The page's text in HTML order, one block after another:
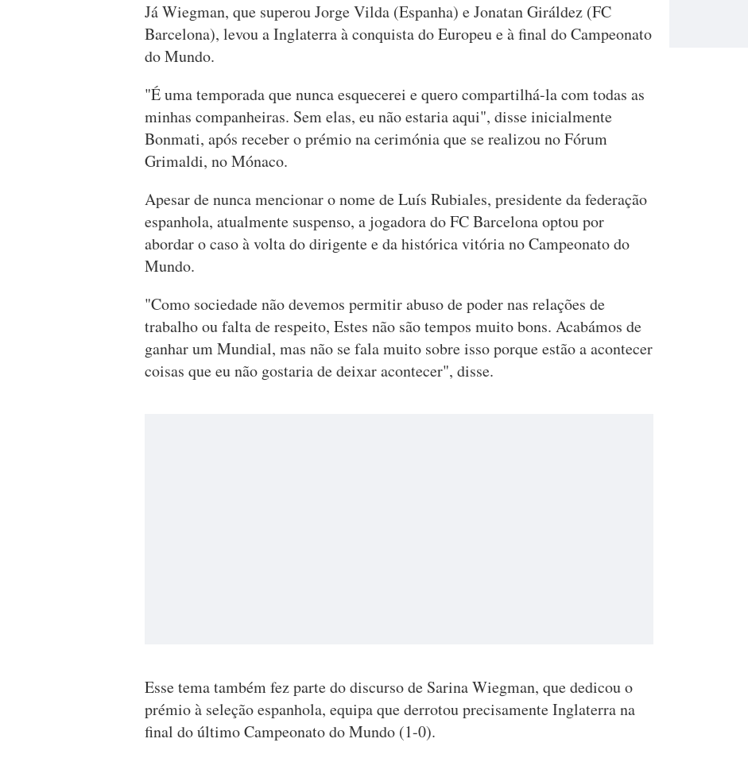
Já Wiegman, que superou Jorge Vilda (Espanha) e Jonatan Giráldez (FC
Barcelona), levou a Inglaterra à conquista do Europeu e à final do Campeonato
do Mundo.
"É uma temporada que nunca esquecerei e quero compartilhá-la com todas as
minhas companheiras. Sem elas, eu não estaria aqui", disse inicialmente
Bonmati, após receber o prémio na cerimónia que se realizou no Fórum
Grimaldi, no Mónaco.
Apesar de nunca mencionar o nome de Luís Rubiales, presidente da federação
espanhola, atualmente suspenso, a jogadora do FC Barcelona optou por
abordar o caso à volta do dirigente e da histórica vitória no Campeonato do
Mundo.
"Como sociedade não devemos permitir abuso de poder nas relações de
trabalho ou falta de respeito, Estes não são tempos muito bons. Acabámos de
ganhar um Mundial, mas não se fala muito sobre isso porque estão a acontecer
coisas que eu não gostaria de deixar acontecer", disse.
Esse tema também fez parte do discurso de Sarina Wiegman, que dedicou o
prémio à seleção espanhola, equipa que derrotou precisamente Inglaterra na
final do último Campeonato do Mundo (1-0).